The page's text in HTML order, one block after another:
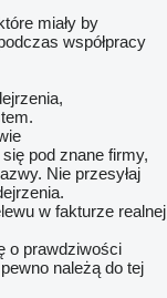
miały by
współpracy
pod znane firmy,
Nie przesyłaj
w fakturze realnej
o prawdziwości
należą do tej